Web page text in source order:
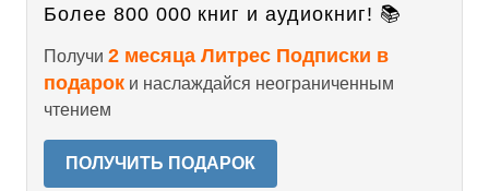
Более 800 000 книг и аудиокниг! 📚
Получи 2 месяца Литрес Подписки в
подарок и наслаждайся неограниченным
чтением
ПОЛУЧИТЬ ПОДАРОК